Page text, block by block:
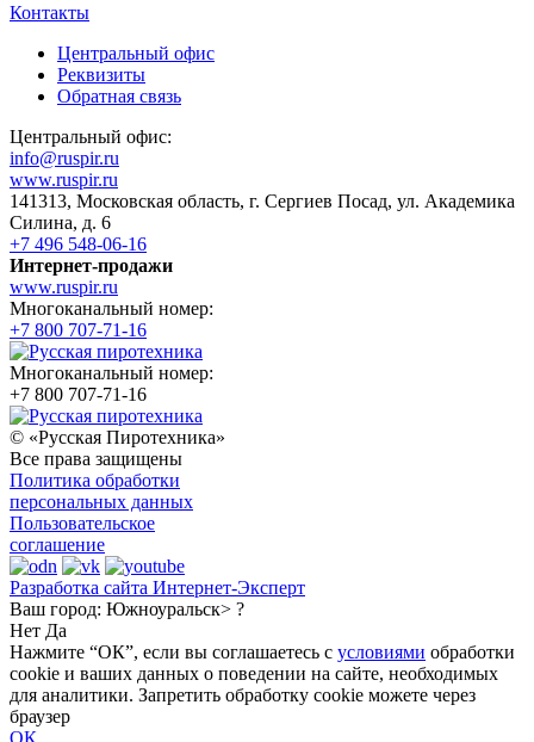
Контакты
Центральный офис
Реквизиты
Обратная связь
Центральный офис:
info@ruspir.ru
www.ruspir.ru
141313, Московская область, г. Сергиев Посад, ул. Академика
Силина, д. 6
+7 496 548-06-16
Интернет-продажи
www.ruspir.ru
Многоканальный номер:
+7 800 707-71-16
Многоканальный номер:
+7 800 707-71-16
© «Русская Пиротехника»
Все права защищены
Политика обработки
персональных данных
Пользовательское
соглашение
Разработка сайта Интернет-Эксперт
Ваш город: Южноуральск> ?
Нет Да
Нажмите “ОК”, если вы соглашаетесь с условиями обработки
cookie и ваших данных о поведении на сайте, необходимых
для аналитики. Запретить обработку cookie можете через
браузер
ОК